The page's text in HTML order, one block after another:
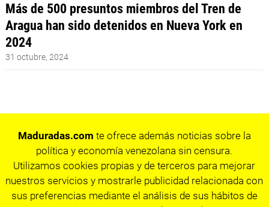
Más de 500 presuntos miembros del Tren de
Aragua han sido detenidos en Nueva York en
2024
31 octubre, 2024
Maduradas.com te ofrece además noticias sobre la
política y economía venezolana sin censura.
Utilizamos cookies propias y de terceros para mejorar
nuestros servicios y mostrarle publicidad relacionada con
sus preferencias mediante el análisis de sus hábitos de